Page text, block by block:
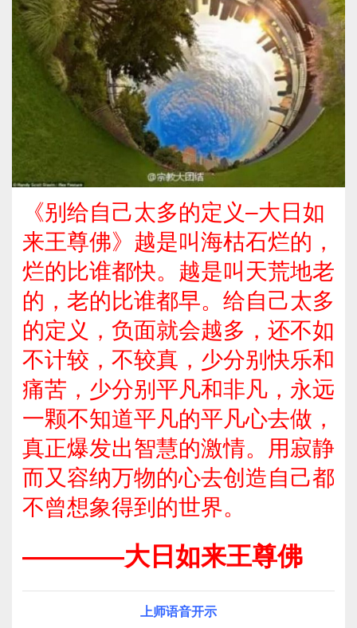
《别给自己太多的定义–大日如
来王尊佛》越是叫海枯石烂的，
烂的比谁都快。越是叫天荒地老
的，老的比谁都早。给自己太多
的定义，负面就会越多，还不如
不计较，不较真，少分别快乐和
痛苦，少分别平凡和非凡，永远
一颗不知道平凡的平凡心去做，
真正爆发出智慧的激情。用寂静
而又容纳万物的心去创造自己都
不曾想象得到的世界。
————大日如来王尊佛
上师语音开示